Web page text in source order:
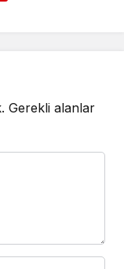
Gerekli alanlar